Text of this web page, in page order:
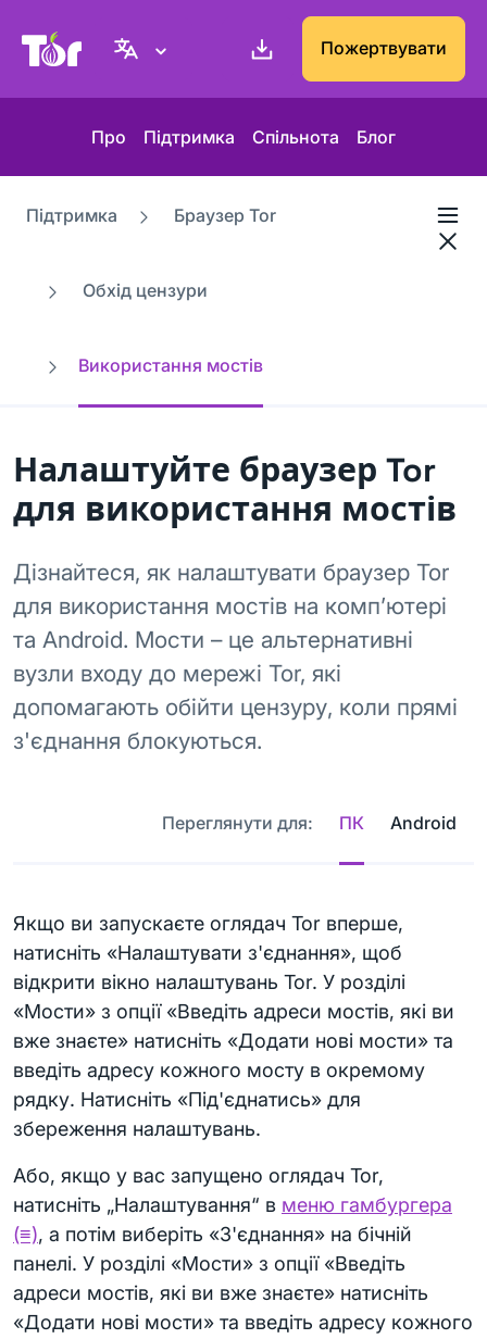
Вебсайт проєкту Tor Пожертвувати
Про Підтримка Спільнота Блог
Підтримка Браузер Tor
Обхід цензури
Використання мостів
Налаштуйте браузер Tor
для використання мостів
Дізнайтеся, як налаштувати браузер Tor
для використання мостів на комп’ютері
та Android. Мости – це альтернативні
вузли входу до мережі Tor, які
допомагають обійти цензуру, коли прямі
з'єднання блокуються.
Переглянути для: ПК Android
Якщо ви запускаєте оглядач Tor вперше,
натисніть «Налаштувати з'єднання», щоб
відкрити вікно налаштувань Tor. У розділі
«Мости» з опції «Введіть адреси мостів, які ви
вже знаєте» натисніть «Додати нові мости» та
введіть адресу кожного мосту в окремому
рядку. Натисніть «Під'єднатись» для
збереження налаштувань.
Або, якщо у вас запущено оглядач Tor,
натисніть „Налаштування“ в меню гамбургера
(≡), а потім виберіть «З'єднання» на бічній
панелі. У розділі «Мости» з опції «Введіть
адреси мостів, які ви вже знаєте» натисніть
«Додати нові мости» та введіть адресу кожного